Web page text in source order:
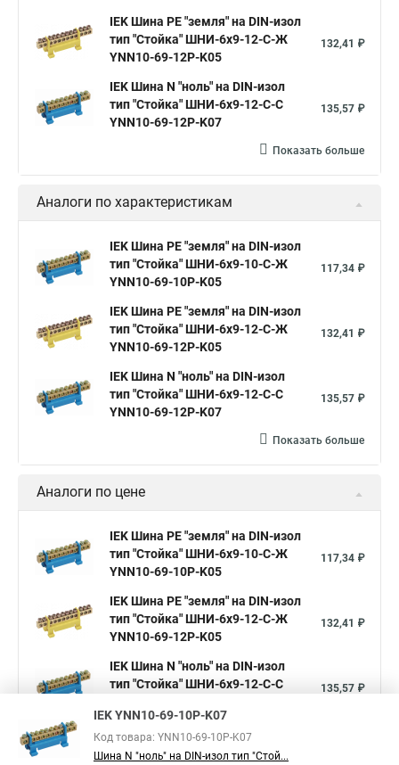
IEK Шина PE "земля" на DIN-изол
тип "Стойка" ШНИ-6х9-12-С-Ж
YNN10-69-12P-K05
132,41 ₽
IEK Шина N "ноль" на DIN-изол
тип "Стойка" ШНИ-6х9-12-С-С
YNN10-69-12P-K07
135,57 ₽
Показать больше
Аналоги по характеристикам
IEK Шина PE "земля" на DIN-изол
тип "Стойка" ШНИ-6х9-10-С-Ж
YNN10-69-10P-K05
117,34 ₽
IEK Шина PE "земля" на DIN-изол
тип "Стойка" ШНИ-6х9-12-С-Ж
YNN10-69-12P-K05
132,41 ₽
IEK Шина N "ноль" на DIN-изол
тип "Стойка" ШНИ-6х9-12-С-С
YNN10-69-12P-K07
135,57 ₽
Показать больше
Аналоги по цене
IEK Шина PE "земля" на DIN-изол
тип "Стойка" ШНИ-6х9-10-С-Ж
YNN10-69-10P-K05
117,34 ₽
IEK Шина PE "земля" на DIN-изол
тип "Стойка" ШНИ-6х9-12-С-Ж
YNN10-69-12P-K05
132,41 ₽
IEK Шина N "ноль" на DIN-изол
тип "Стойка" ШНИ-6х9-12-С-С
135,57 ₽
IEK YNN10-69-10P-K07
Код товара: YNN10-69-10P-K07
Шина N "ноль" на DIN-изол тип "Стой...